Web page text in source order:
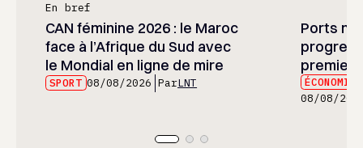
En bref
CAN féminine 2026 : le Maroc
face à l’Afrique du Sud avec
le Mondial en ligne de mire
SPORT 08/08/2026 ParLNT
Ports
premier
08/08/